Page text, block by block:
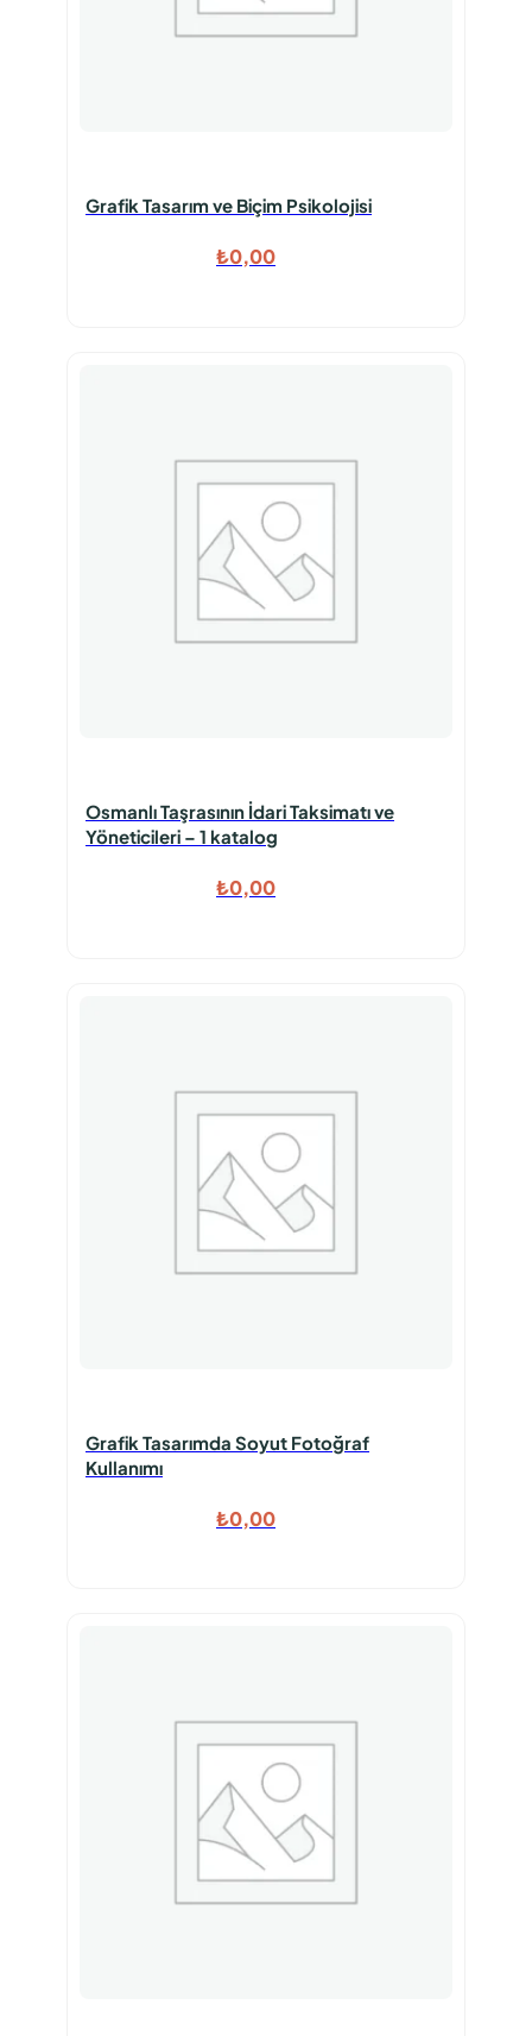
Grafik Tasarım ve Biçim Psikolojisi
₺0,00
Osmanlı Taşrasının İdari Taksimatı ve
Yöneticileri – 1 katalog
₺0,00
Grafik Tasarımda Soyut Fotoğraf
Kullanımı
₺0,00